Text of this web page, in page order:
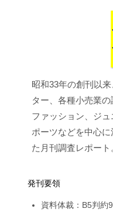
昭和33年の創刊以
ター、各種小売業の
ファッション、ジ
ポーツなどを中心
た月刊調査レポート
発刊要領
資料体裁：B5判約